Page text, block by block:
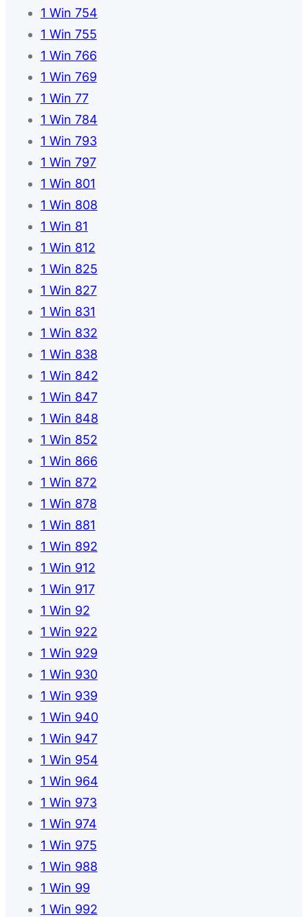
1 Win 754
1 Win 755
1 Win 766
1 Win 769
1 Win 77
1 Win 784
1 Win 793
1 Win 797
1 Win 801
1 Win 808
1 Win 81
1 Win 812
1 Win 825
1 Win 827
1 Win 831
1 Win 832
1 Win 838
1 Win 842
1 Win 847
1 Win 848
1 Win 852
1 Win 866
1 Win 872
1 Win 878
1 Win 881
1 Win 892
1 Win 912
1 Win 917
1 Win 92
1 Win 922
1 Win 929
1 Win 930
1 Win 939
1 Win 940
1 Win 947
1 Win 954
1 Win 964
1 Win 973
1 Win 974
1 Win 975
1 Win 988
1 Win 99
1 Win 992